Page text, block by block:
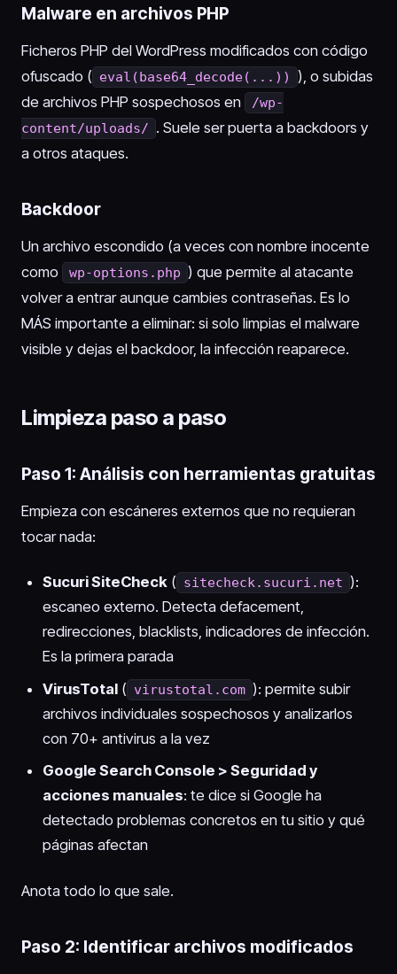
Malware en archivos PHP
Ficheros PHP del WordPress modificados con código
ofuscado ( eval(base64_decode(...))
), o subidas
de archivos PHP sospechosos en
/wp-
content/uploads/ . Suele ser puerta a backdoors y
a otros ataques.
Backdoor
Un archivo escondido (a veces con nombre inocente
como
wp-options.php ) que permite al atacante
volver a entrar aunque cambies contraseñas. Es lo
MÁS importante a eliminar: si solo limpias el malware
visible y dejas el backdoor, la infección reaparece.
Limpieza paso a paso
Paso 1: Análisis con herramientas gratuitas
Empieza con escáneres externos que no requieran
tocar nada:
Sucuri SiteCheck ( sitecheck.sucuri.net ):
escaneo externo. Detecta defacement,
redirecciones, blacklists, indicadores de infección.
Es la primera parada
VirusTotal ( virustotal.com ): permite subir
archivos individuales sospechosos y analizarlos
con 70+ antivirus a la vez
Google Search Console > Seguridad y
acciones manuales: te dice si Google ha
detectado problemas concretos en tu sitio y qué
páginas afectan
Anota todo lo que sale.
Paso 2: Identificar archivos modificados